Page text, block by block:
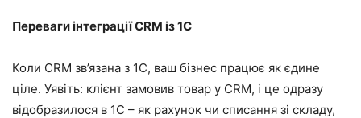
Переваги інтеграції CRM із 1С
Коли CRM зв’язана з 1С, ваш бізнес працює як єдине
ціле. Уявіть: клієнт замовив товар у CRM, і це одразу
відобразилося в 1С – як рахунок чи списання зі складу,